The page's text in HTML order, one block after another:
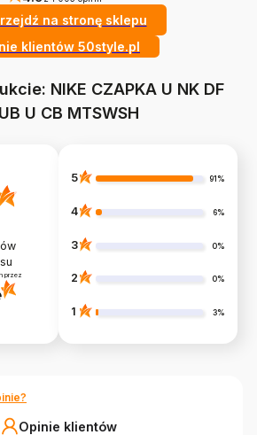
na stronę sklepu
klientów 50style.pl
NIKE CZAPKA U NK DF
U CB MTSWSH
przez
5 91%
4 6%
3 0%
2 0%
1 3%
Opinie klientów